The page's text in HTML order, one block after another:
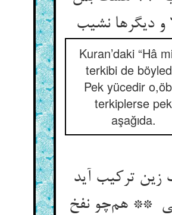
Kuran’daki “Hâ
terkibi de
Pek yücedir
terkiplerse pek
aşağıda.
زین ترکیب آید
** هم‌چو نفخ